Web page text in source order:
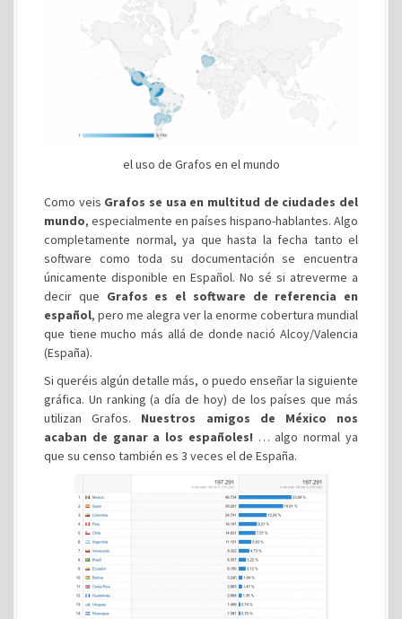
el uso de Grafos en el mundo
Como veis Grafos se usa en multitud de ciudades del
mundo, especialmente en países hispano-hablantes. Algo
completamente normal, ya que hasta la fecha tanto el
software como toda su documentación se encuentra
únicamente disponible en Español. No sé si atreverme a
decir que Grafos es el software de referencia en
español, pero me alegra ver la enorme cobertura mundial
que tiene mucho más allá de donde nació Alcoy/Valencia
(España).
Si queréis algún detalle más, o puedo enseñar la siguiente
gráfica. Un ranking (a día de hoy) de los países que más
utilizan Grafos. Nuestros amigos de México nos
acaban de ganar a los españoles! … algo normal ya
que su censo también es 3 veces el de España.